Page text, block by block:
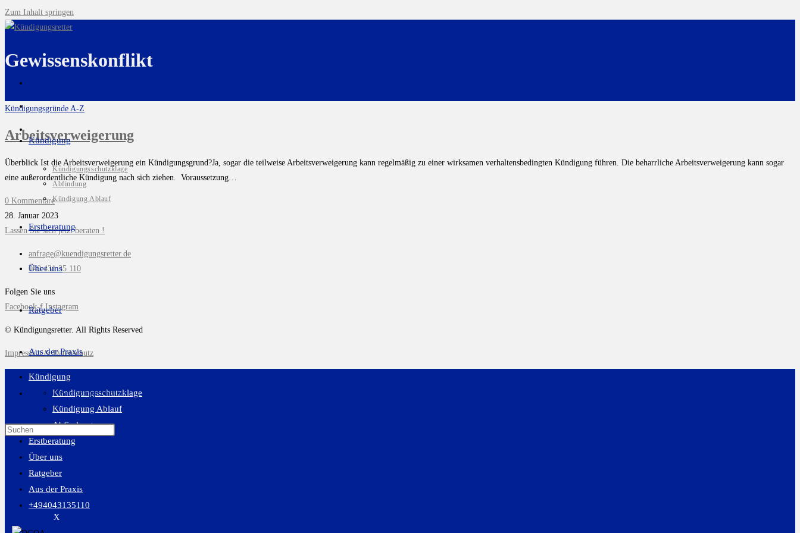
X
Zum Inhalt springen
Kündigung
Kündigungsschutzklage
Abfindung
Kündigung Ablauf
Erstberatung
Über uns
Ratgeber
Aus der Praxis
Website-Suche umschalten
Gewissenskonflikt
Kündigungsgründe A-Z
Arbeitsverweigerung
Überblick Ist die Arbeitsverweigerung ein Kündigungsgrund?Ja, sogar die teilweise Arbeitsverweigerung kann regelmäßig zu einer wirksamen verhaltensbedingten Kündigung führen. Die beharrliche Arbeitsverweigerung kann sogar
eine außerordentliche Kündigung nach sich ziehen. Voraussetzung…
0 Kommentare
28. Januar 2023
Lassen Sie sich jetzt beraten !
anfrage@kuendigungsretter.de
040 431 35 110
Folgen Sie uns
Facebook-f Instagram
© Kündigungsretter. All Rights Reserved
Impressum & Datenschutz
Kündigung
Kündigungsschutzklage
Kündigung Ablauf
Abfindung
Erstberatung
Über uns
Ratgeber
Aus der Praxis
+494043135110